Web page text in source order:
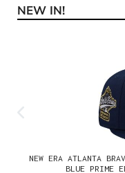
Produktgalerie
NEW IN!
NEW ERA ATLANTA
BLUE PRIME